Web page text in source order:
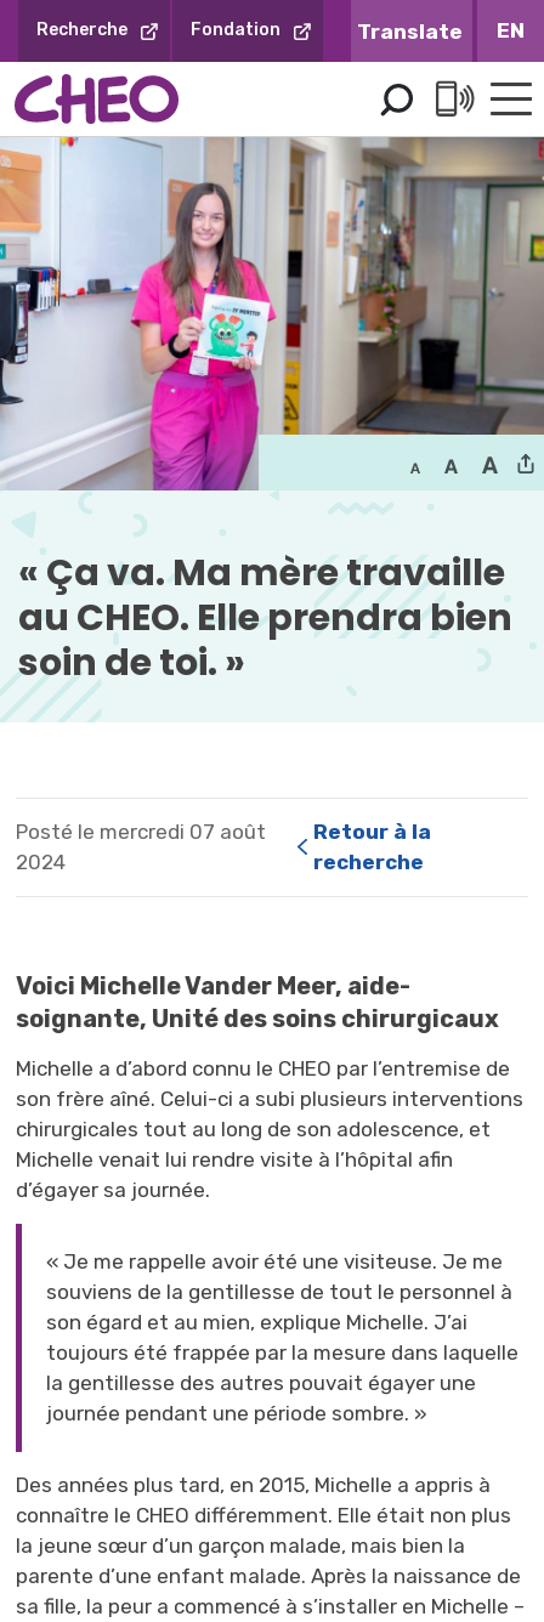
contenu
Recherche Fondation EN
« Ça va. Ma mère travaille
au CHEO. Elle prendra bien
soin de toi. »
Posté le mercredi 07 août
2024
Retour à la
recherche
Voici Michelle Vander Meer, aide-
soignante, Unité des soins chirurgicaux
Michelle a d’abord connu le CHEO par l’entremise de
son frère aîné. Celui-ci a subi plusieurs interventions
chirurgicales tout au long de son adolescence, et
Michelle venait lui rendre visite à l’hôpital afin
d’égayer sa journée.
« Je me rappelle avoir été une visiteuse. Je me
souviens de la gentillesse de tout le personnel à
son égard et au mien, explique Michelle. J’ai
toujours été frappée par la mesure dans laquelle
la gentillesse des autres pouvait égayer une
journée pendant une période sombre. »
Des années plus tard, en 2015, Michelle a appris à
connaître le CHEO différemment. Elle était non plus
la jeune sœur d’un garçon malade, mais bien la
parente d’une enfant malade. Après la naissance de
sa fille, la peur a commencé à s’installer en Michelle –